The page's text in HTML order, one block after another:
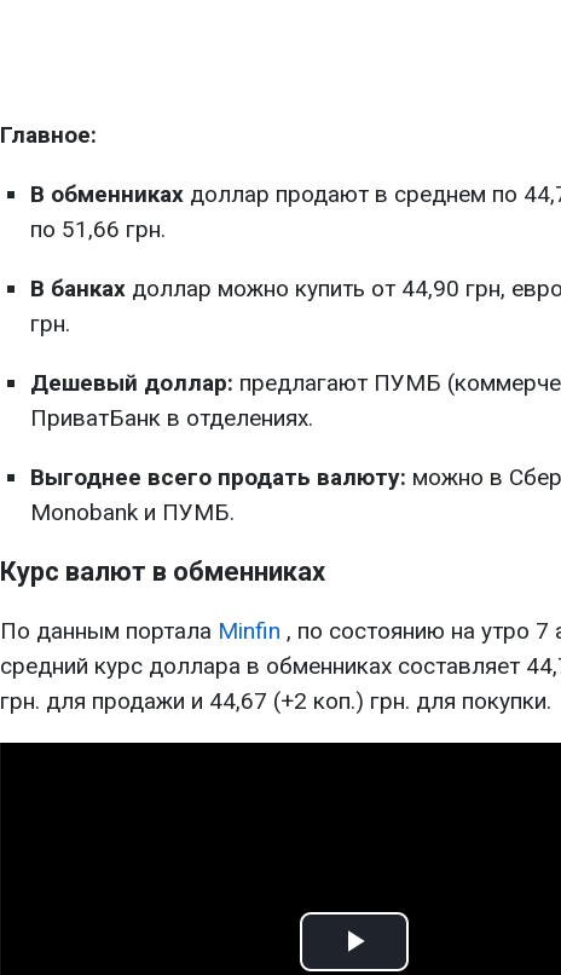
Главное:
В обменниках доллар продают в среднем по
по 51,66 грн.
В банках доллар можно купить от 44,90 грн,
грн.
Дешевый доллар: предлагают ПУМБ
ПриватБанк в отделениях.
Выгоднее всего продать валюту: можно в
Monobank и ПУМБ.
Курс валют в обменниках
По данным портала Minfin , по состоянию на утро 7
средний курс доллара в обменниках составляет
грн. для продажи и 44,67 (+2 коп.) грн. для покупки.